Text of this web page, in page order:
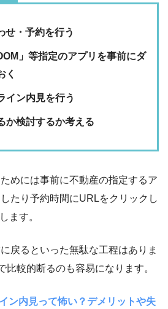
せ・予約を行う
」等指定のアプリを事前にダ
く
イン内見を行う
か検討するか考える
めには事前に不動産の指定するア
たり予約時間にURLをクリックし
ます。
戻るといった無駄な工程はありま
比較的断るのも容易になります。
ン内見って怖い？デメリットや失